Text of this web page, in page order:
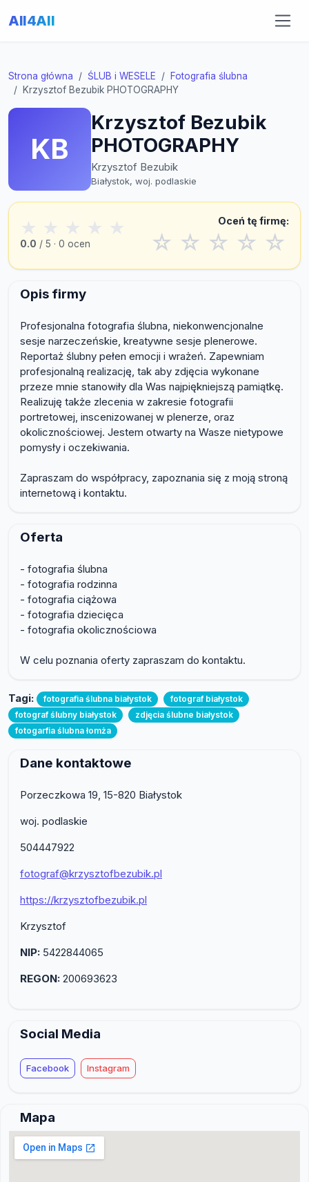
All4All
Strona główna ŚLUB i WESELE
Fotografia ślubna
Krzysztof Bezubik PHOTOGRAPHY
KB
Krzysztof Bezubik
PHOTOGRAPHY
Krzysztof Bezubik
Białystok, woj. podlaskie
★ ★ ★ ★ ★
0.0 / 5 · 0 ocen
Oceń tę firmę:
☆ ☆ ☆ ☆ ☆
Opis firmy
Profesjonalna fotografia ślubna, niekonwencjonalne
sesje narzeczeńskie, kreatywne sesje plenerowe.
Reportaż ślubny pełen emocji i wrażeń. Zapewniam
profesjonalną realizację, tak aby zdjęcia wykonane
przeze mnie stanowiły dla Was najpiękniejszą pamiątkę.
Realizuję także zlecenia w zakresie fotografii
portretowej, inscenizowanej w plenerze, oraz
okolicznościowej. Jestem otwarty na Wasze nietypowe
pomysły i oczekiwania.
Zapraszam do współpracy, zapoznania się z moją stroną
internetową i kontaktu.
Oferta
- fotografia ślubna
- fotografia rodzinna
- fotografia ciążowa
- fotografia dziecięca
- fotografia okolicznościowa
W celu poznania oferty zapraszam do kontaktu.
Tagi: fotografia ślubna białystok
fotograf białystok
fotograf ślubny białystok
zdjęcia ślubne białystok
fotogarfia ślubna łomża
Dane kontaktowe
Porzeczkowa 19, 15-820 Białystok
woj. podlaskie
504447922
fotograf@krzysztofbezubik.pl
https://krzysztofbezubik.pl
Krzysztof
NIP: 5422844065
REGON: 200693623
Social Media
Facebook Instagram
Mapa